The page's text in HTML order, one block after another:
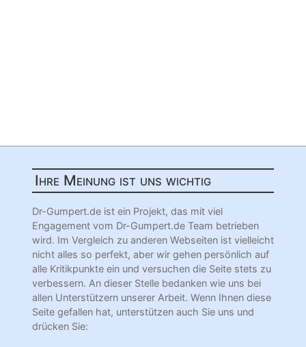
Ihre Meinung ist uns wichtig
Dr-Gumpert.de ist ein Projekt, das mit viel
Engagement vom Dr-Gumpert.de Team betrieben
wird. Im Vergleich zu anderen Webseiten ist vielleicht
nicht alles so perfekt, aber wir gehen persönlich auf
alle Kritikpunkte ein und versuchen die Seite stets zu
verbessern. An dieser Stelle bedanken wie uns bei
allen Unterstützern unserer Arbeit. Wenn Ihnen diese
Seite gefallen hat, unterstützen auch Sie uns und
drücken Sie: